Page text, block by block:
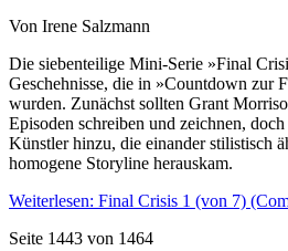
Von Irene Salzmann
Die siebenteilige Mini-Serie »Final
Geschehnisse, die in »Countdown zur
wurden. Zunächst sollten Grant
Episoden schreiben und zeichnen,
Künstler hinzu, die einander stilistisch
homogene Storyline herauskam.
Weiterlesen: Final Crisis 1 (von 7)
Seite 1443 von 1464